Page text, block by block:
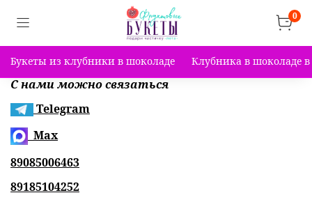
0
Букеты из клубники в шоколаде Клубника в шоколаде в
С нами можно связаться
Telegram
Max
89085006463
89185104252